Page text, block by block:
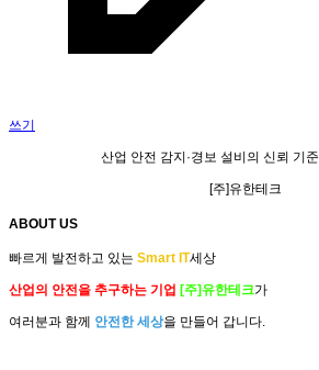
쓰기
산업 안전 감지·경보 설비 의 신뢰 기준
[주]유한테크
ABOUT US
빠르게 발전하고 있는 Smart IT세상
산업의 안전을 추구하는 기업 [주]유한테크가
여러분과 함께 안전한 세상을 만들어 갑니다.